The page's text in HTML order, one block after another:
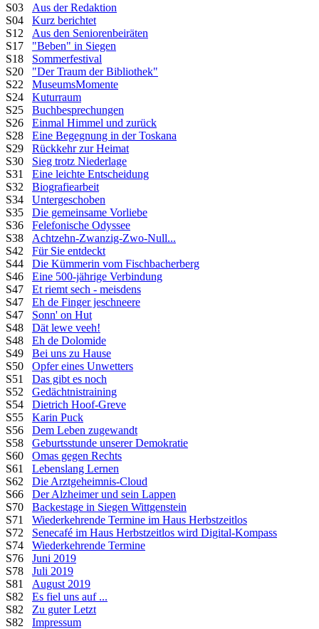
S03 Aus der Redaktion
S04 Kurz berichtet
S12 Aus den Seniorenbeiräten
S17 "Beben" in Siegen
S18 Sommerfestival
S20 "Der Traum der Bibliothek"
S22 MuseumsMomente
S24 Kuturraum
S25 Buchbesprechungen
S26 Einmal Himmel und zurück
S28 Eine Begegnung in der Toskana
S29 Rückkehr zur Heimat
S30 Sieg trotz Niederlage
S31 Eine leichte Entscheidung
S32 Biografiearbeit
S34 Untergeschoben
S35 Die gemeinsame Vorliebe
S36 Felefonische Odyssee
S38 Achtzehn-Zwanzig-Zwo-Null...
S42 Für Sie entdeckt
S44 Die Kümmerin vom Fischbacherberg
S46 Eine 500-jährige Verbindung
S47 Et riemt sech - meisdens
S47 Eh de Finger jeschneere
S47 Sonn' on Hut
S48 Dät lewe veeh!
S48 Eh de Dolomide
S49 Bei uns zu Hause
S50 Opfer eines Unwetters
S51 Das gibt es noch
S52 Gedächtnistraining
S54 Dietrich Hoof-Greve
S55 Karin Puck
S56 Dem Leben zugewandt
S58 Geburtsstunde unserer Demokratie
S60 Omas gegen Rechts
S61 Lebenslang Lernen
S62 Die Arztgeheimnis-Cloud
S66 Der Alzheimer und sein Lappen
S70 Backestage in Siegen Wittgenstein
S71 Wiederkehrende Termine im Haus Herbstzeitlos
S72 Senecafé im Haus Herbstzeitlos wird Digital-Kompass
S74 Wiederkehrende Termine
S76 Juni 2019
S78 Juli 2019
S81 August 2019
S82 Es fiel uns auf ...
S82 Zu guter Letzt
S82 Impressum